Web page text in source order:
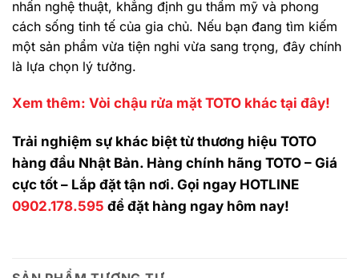
nhấn nghệ thuật, khẳng định gu thẩm mỹ và phong
cách sống tinh tế của gia chủ. Nếu bạn đang tìm kiếm
một sản phẩm vừa tiện nghi vừa sang trọng, đây chính
là lựa chọn lý tưởng.
Xem thêm: Vòi chậu rửa mặt TOTO khác tại đây!
Trải nghiệm sự khác biệt từ thương hiệu TOTO
hàng đầu Nhật Bản. Hàng chính hãng TOTO – Giá
cực tốt – Lắp đặt tận nơi. Gọi ngay HOTLINE
0902.178.595 để đặt hàng ngay hôm nay!